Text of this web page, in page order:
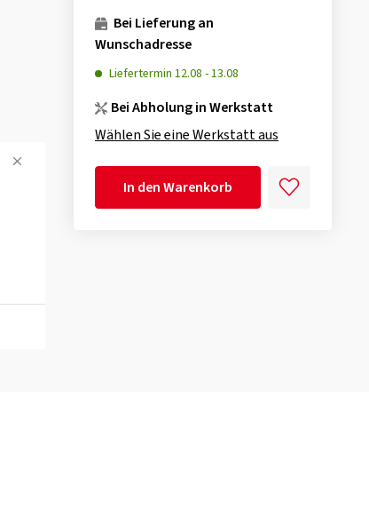
Bei Lieferung an
Wunschadresse
Liefertermin 12.08 -13.08
Bei Abholung in Werkstatt
Wählen Sie eine Werkstatt aus
In den Warenkorb